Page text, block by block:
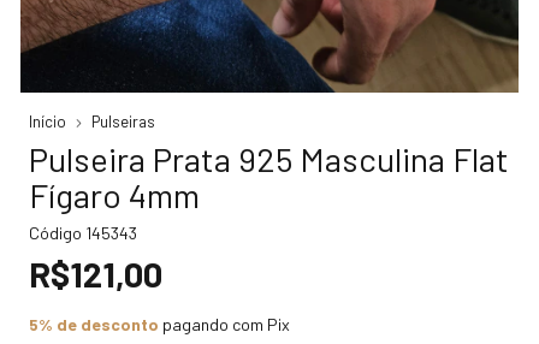
Início Pulseiras
Pulseira Prata 925 Masculina Flat
Fígaro 4mm
Código 145343
R$121,00
5% de desconto pagando com Pix